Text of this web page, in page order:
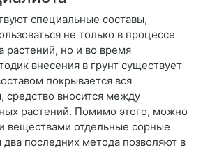
специальные составы,
не только в процессе
растений, но и во время
внесения в грунт существует
покрывается вся
средство вносится между
растений. Помимо этого, можно
веществами отдельные сорные
последних метода позволяют в